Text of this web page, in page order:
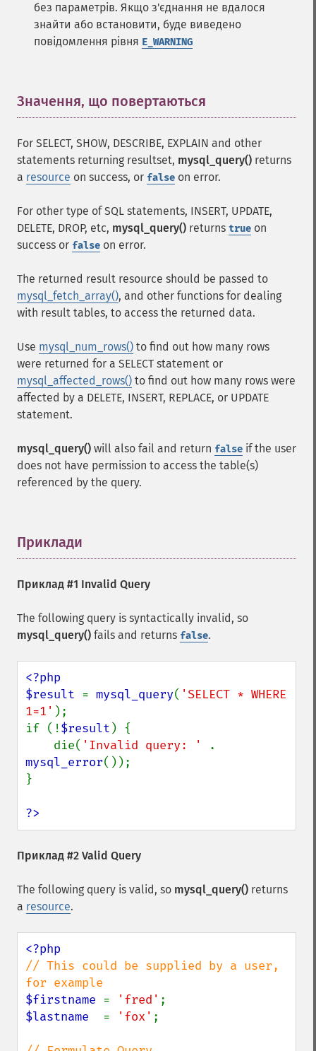
без параметрів. Якщо з'єднання не вдалося
знайти або встановити, буде виведено
повідомлення рівня E_WARNING
Значення, що повертаються
For SELECT, SHOW, DESCRIBE, EXPLAIN and other
statements returning resultset, mysql_query() returns
a resource on success, or false on error.
For other type of SQL statements, INSERT, UPDATE,
DELETE, DROP, etc, mysql_query() returns true on
success or false on error.
The returned result resource should be passed to
mysql_fetch_array(), and other functions for dealing
with result tables, to access the returned data.
Use mysql_num_rows() to find out how many rows
were returned for a SELECT statement or
mysql_affected_rows() to find out how many rows were
affected by a DELETE, INSERT, REPLACE, or UPDATE
statement.
mysql_query() will also fail and return false if the user
does not have permission to access the table(s)
referenced by the query.
Приклади
Приклад #1 Invalid Query
The following query is syntactically invalid, so
mysql_query() fails and returns false.
<?php
$result = mysql_query( 'SELECT * WHERE
1=1' );
if (!$result ) {
    die(
'Invalid query: '
mysql_error());
}
?>
Приклад #2 Valid Query
The following query is valid, so mysql_query() returns
a resource.
// This could be supplied by a user,
$firstname = 'fred'
$lastname = 'fox' ;